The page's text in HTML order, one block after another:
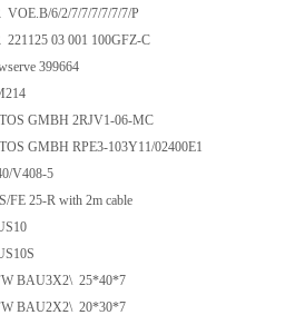
VOE.B/6/2/7/7/7/7/7/7/P
221125 03 001 100GFZ-C
399664
GMBH 2RJV1-06-MC
GMBH RPE3-103Y11/02400E1
V408-5
FE 25-R with 2m cable
BAU3X2\ 25*40*7
BAU2X2\ 20*30*7